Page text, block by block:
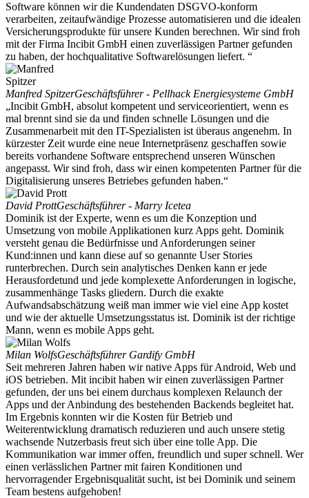
Software können wir die Kundendaten DSGVO-konform
verarbeiten, zeitaufwändige Prozesse automatisieren und die idealen
Versicherungsprodukte für unsere Kunden berechnen. Wir sind froh
mit der Firma Incibit GmbH einen zuverlässigen Partner gefunden
zu haben, der hochqualitative Softwarelösungen liefert. “
Manfred SpitzerGeschäftsführer - Pellhack Energiesysteme GmbH
„Incibit GmbH, absolut kompetent und serviceorientiert, wenn es
mal brennt sind sie da und finden schnelle Lösungen und die
Zusammenarbeit mit den IT-Spezialisten ist überaus angenehm. In
kürzester Zeit wurde eine neue Internetpräsenz geschaffen sowie
bereits vorhandene Software entsprechend unseren Wünschen
angepasst. Wir sind froh, dass wir einen kompetenten Partner für die
Digitalisierung unseres Betriebes gefunden haben.“
David ProttGeschäftsführer - Marry Icetea
Dominik ist der Experte, wenn es um die Konzeption und
Umsetzung von mobile Applikationen kurz Apps geht. Dominik
versteht genau die Bedürfnisse und Anforderungen seiner
Kund:innen und kann diese auf so genannte User Stories
runterbrechen. Durch sein analytisches Denken kann er jede
Herausfordetund und jede komplexette Anforderungen in logische,
zusammenhänge Tasks gliedern. Durch die exakte
Aufwandsabschätzung weiß man immer wie viel eine App kostet
und wie der aktuelle Umsetzungsstatus ist. Dominik ist der richtige
Mann, wenn es mobile Apps geht.
Milan WolfsGeschäftsführer Gardify GmbH
Seit mehreren Jahren haben wir native Apps für Android, Web und
iOS betrieben. Mit incibit haben wir einen zuverlässigen Partner
gefunden, der uns bei einem durchaus komplexen Relaunch der
Apps und der Anbindung des bestehenden Backends begleitet hat.
Im Ergebnis konnten wir die Kosten für Betrieb und
Weiterentwicklung dramatisch reduzieren und auch unsere stetig
wachsende Nutzerbasis freut sich über eine tolle App. Die
Kommunikation war immer offen, freundlich und super schnell. Wer
einen verlässlichen Partner mit fairen Konditionen und
hervorragender Ergebnisqualität sucht, ist bei Dominik und seinem
Team bestens aufgehoben!